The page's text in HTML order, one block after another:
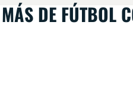
MÁS DE FÚTBOL